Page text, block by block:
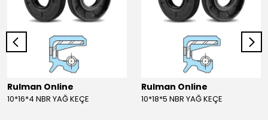
Rulman Online
10*16*4 NBR YAĞ KEÇE
Rulman Online
10*18*5 NBR YAĞ KEÇE